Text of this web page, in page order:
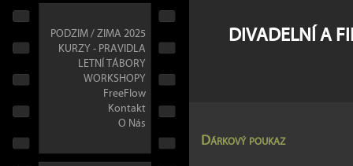
PODZIM / ZIMA 2025
KURZY - PRAVIDLA
LETNÍ TÁBORY
WORKSHOPY
FreeFlow
Kontakt
O Nás
DIVADELNÍ A
Dárkový poukaz